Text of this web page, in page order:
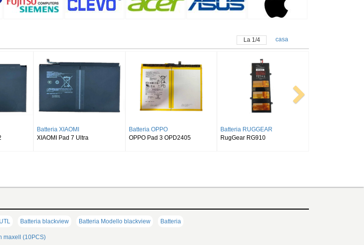
La 1/4 casa
S8 Ultra
Batteria SAMSUNG
SAMSUNG Galaxy Tab S9 Plus
Batteria SAMSUNG
SAMSUNG Galaxy Tab S9FE
Batteria SAMSUNG
SAMSUNG Tab Active Pro SM-
Batteria blackview Batteria Modello blackview Batteria
maxell (10PCS)